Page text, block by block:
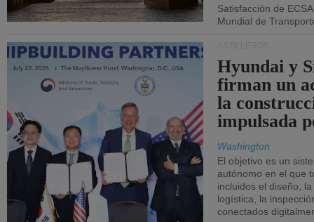
Satisfacción de
Mundial de
Hyundai y
firman un
la
impulsada
Washington
El objetivo es un
autónomo en el que
incluidos el diseño,
logística, la
conectados